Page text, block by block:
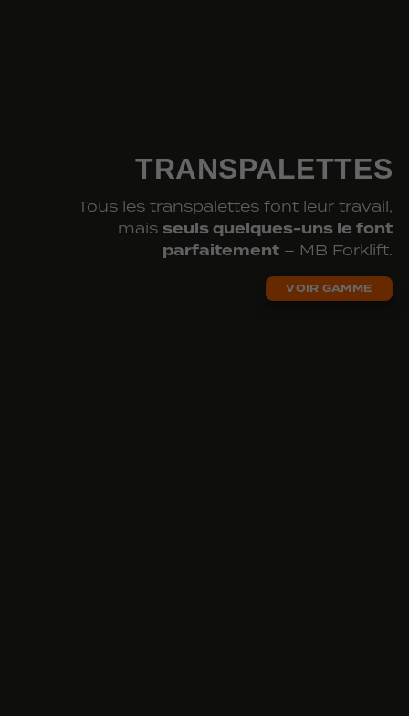
TRANSPALETTES
Tous les transpalettes font leur travail,
maisseuls quelques-uns le font
parfaitement – MB Forklift.
VOIR GAMME